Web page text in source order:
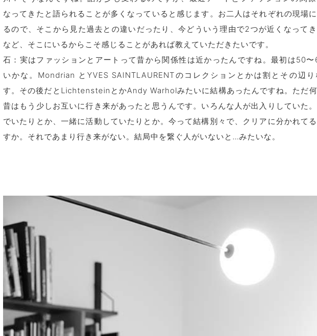
なってきたと語られることが多くなっていると感じます。お二人はそれぞれの現場
るので、そこから見た過去との違いだったり、今どういう理由で2つが近くなって
など、そこにいるからこそ感じることがあれば教えていただきたいです。
石：実はファッションとアートって昔から関係性は近かったんですね。最初は50〜
いかな。Mondrian とYVES SAINTLAURENTのコレクションとかは割とその辺り
す。その後だとLichtensteinとかAndy Warholみたいに結構あったんですね。ただ
昔はもう少しお互いに行き来があったと思うんです。いろんな人が出入りしていた
でいたりとか、一緒に活動していたりとか。今って結構別々で、クリアに分かれて
すか。それであまり行き来がない。結局中を繋ぐ人がいないと…みたいな。